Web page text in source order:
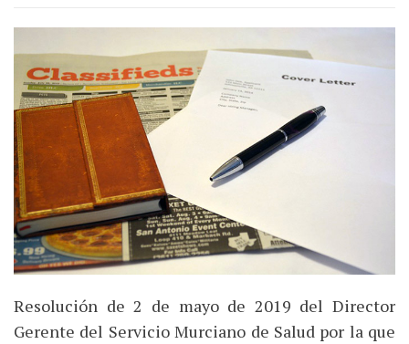
Resolución de 2 de mayo de 2019 del Director
Gerente del Servicio Murciano de Salud por la que